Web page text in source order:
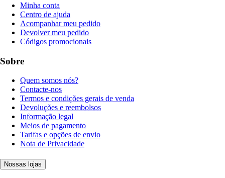
Minha conta
Centro de ajuda
Acompanhar meu pedido
Devolver meu pedido
Códigos promocionais
Sobre
Quem somos nós?
Contacte-nos
Termos e condições gerais de venda
Devoluções e reembolsos
Informação legal
Meios de pagamento
Tarifas e opções de envio
Nota de Privacidade
Nossas lojas